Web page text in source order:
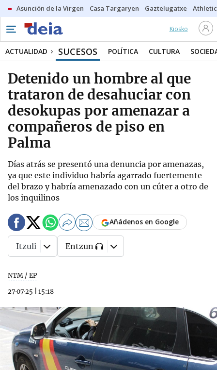
Asunción de la Virgen Casa Targaryen Gaztelugatxe Athletic
Kiosko
ACTUALIDAD SUCESOS POLÍTICA CULTURA
Detenido un hombre al que
trataron de desahuciar con
desokupas por amenazar a
compañeros de piso en
Palma
Días atrás se presentó una denuncia por amenazas,
ya que este individuo habría agarrado fuertemente
del brazo y habría amenazado con un cúter a otro de
los inquilinos
NTM / EP
27·07·25
15:18
Añádenos en Google
Itzuli Entzun